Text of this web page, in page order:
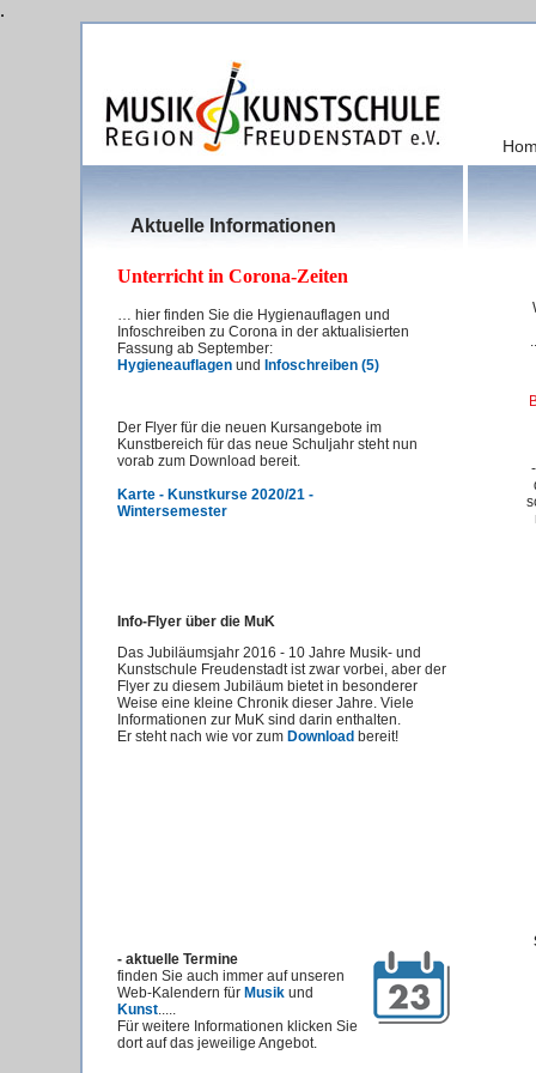
.
Aktuelle Informationen
Unterricht in Corona-Zeiten
… hier finden Sie die Hygienauflagen und
Infoschreiben zu Corona in der aktualisierten
Fassung ab September:
Hygieneauflagenund Infoschreiben (5)
Der Flyer für die neuen Kursangebote im
Kunstbereich für das neue Schuljahr steht nun
vorab zum Download bereit.
Karte - Kunstkurse 2020/21 -
Wintersemester
Info-Flyer über die MuK
Das Jubiläumsjahr 2016 - 10 Jahre Musik- und
Kunstschule Freudenstadt ist zwar vorbei, aber der
Flyer zu diesem Jubiläum bietet in besonderer
Weise eine kleine Chronik dieser Jahre. Viele
Informationen zur MuK sind darin enthalten.
Er steht nach wie vor zum Download bereit!
- aktuelle Termine
finden Sie auch immer auf unseren
Web-Kalendern für Musik und
Kunst.....
Für weitere Informationen klicken Sie
dort auf das jeweilige Angebot.